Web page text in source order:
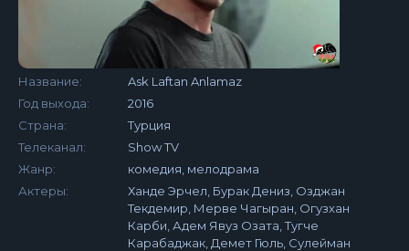
Название:
Ask Laftan Anlamaz
Год выхода:
2016
Страна:
Турция
Телеканал:
Show TV
Жанр:
комедия, мелодрама
Актеры:
Ханде Эрчел, Бурак Дениз, Озджан
Текдемир, Мерве Чагыран, Огузхан
Карби, Адем Явуз Озата, Тугче
Карабаджак, Демет Гюль, Сулейман